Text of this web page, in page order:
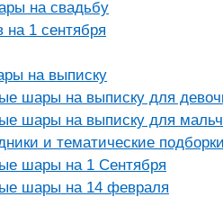
на свадьбу
1 сентября
на выписку
шары на выписку для
шары на выписку для
и тематические подборки
шары на 1 Сентября
шары на 14 февраля